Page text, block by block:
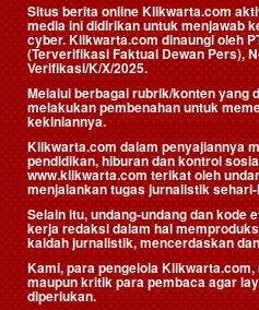
Situs berita online Klikwarta.com
media ini didirikan untuk menjawab
cyber. Klikwarta.com dinaungi oleh
(Terverifikasi Faktual Dewan Pers),
Verifikasi/K/X/2025.
Melalui berbagai rubrik/konten yang
melakukan pembenahan untuk
kekiniannya.
Klikwarta.com dalam penyajiannya
pendidikan, hiburan dan kontrol
www.klikwarta.com terikat oleh
menjalankan tugas jurnalistik
Selain itu, undang-undang dan kode
kerja redaksi dalam hal
kaidah jurnalistik, mencerdaskan
Kami, para pengelola
maupun kritik para pembaca agar
diperlukan.